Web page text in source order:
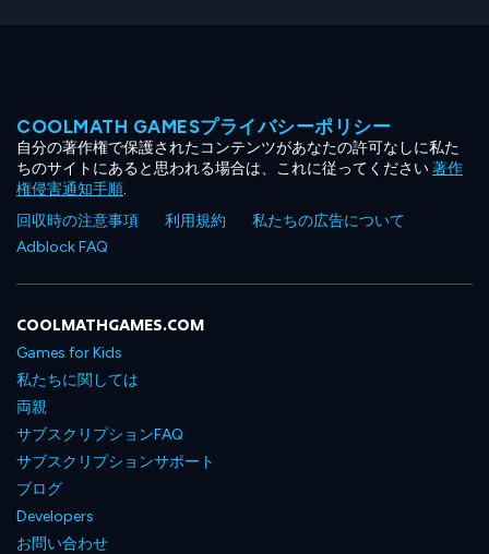
COOLMATH GAMESプライバシーポリシー
自分の著作権で保護されたコンテンツがあなたの許可なしに私た
ちのサイトにあると思われる場合は、これに従ってください著作
権侵害通知手順.
回収時の注意事項
利用規約
私たちの広告について
Adblock FAQ
COOLMATHGAMES.COM
Games for Kids
私たちに関しては
両親
サブスクリプションFAQ
サブスクリプションサポート
ブログ
Developers
お問い合わせ